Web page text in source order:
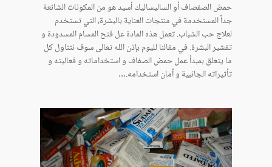
حمض الصفصاف أو الساليساليك أسيد هو من المكونات الشائعة
جداً المستخدمة في منتجات العناية بالبشرة، التي تستخدم
لعلاج حب الشباب. تعمل هذه المادة عل فتح المسام المسدودة و
تقشير البشرة. في مقالنا لليوم بإذن الله تعالى سوف نتناول كل
ما يتعلق بمبدأ عمل حمض الصفاف و استخداماته و فعاليته و
تأثيراته الجانبية و أمان استخدامه.…